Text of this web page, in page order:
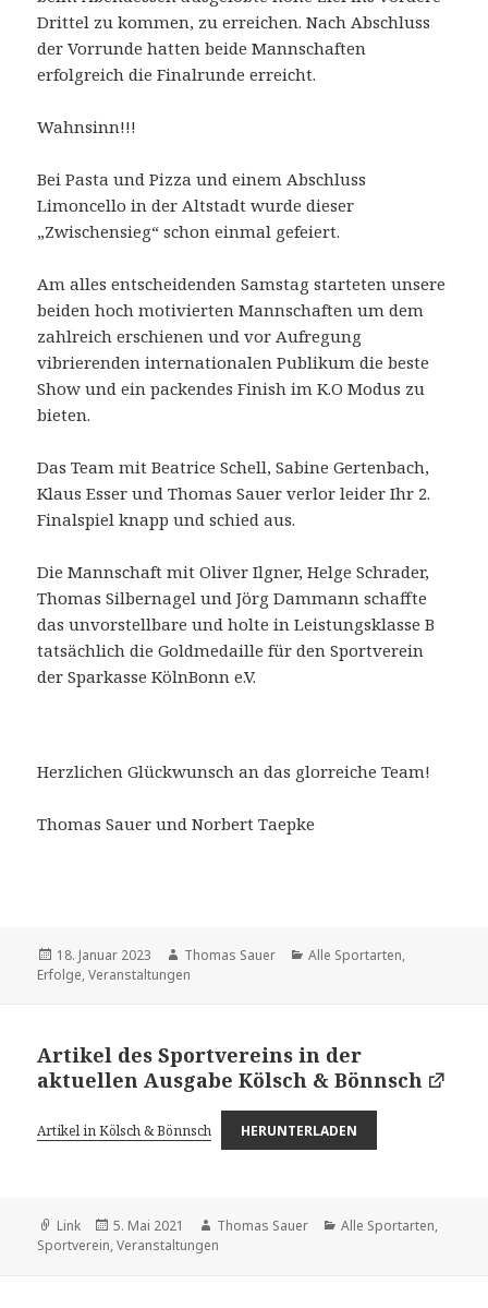
Drittel zu kommen, zu erreichen. Nach Abschluss
der Vorrunde hatten beide Mannschaften
erfolgreich die Finalrunde erreicht.
Wahnsinn!!!
Bei Pasta und Pizza und einem Abschluss
Limoncello in der Altstadt wurde dieser
„Zwischensieg“ schon einmal gefeiert.
Am alles entscheidenden Samstag starteten unsere
beiden hoch motivierten Mannschaften um dem
zahlreich erschienen und vor Aufregung
vibrierenden internationalen Publikum die beste
Show und ein packendes Finish im K.O Modus zu
bieten.
Das Team mit Beatrice Schell, Sabine Gertenbach,
Klaus Esser und Thomas Sauer verlor leider Ihr 2.
Finalspiel knapp und schied aus.
Die Mannschaft mit Oliver Ilgner, Helge Schrader,
Thomas Silbernagel und Jörg Dammann schaffte
das unvorstellbare und holte in Leistungsklasse B
tatsächlich die Goldmedaille für den Sportverein
der Sparkasse KölnBonn e.V.
Herzlichen Glückwunsch an das glorreiche Team!
Thomas Sauer und Norbert Taepke
Veröffentlicht
am
18. Januar 2023 Autor
Thomas Sauer Kategorien
Alle Sportarten,
Erfolge,Veranstaltungen
Artikel des Sportvereins in der
aktuellen Ausgabe Kölsch & Bönnsch
Artikel in Kölsch & Bönnsch HERUNTERLADEN
Format
Link
Veröffentlicht
am
5. Mai 2021 Autor
Thomas Sauer Kategorien
Alle Sportarten,
Sportverein,Veranstaltungen